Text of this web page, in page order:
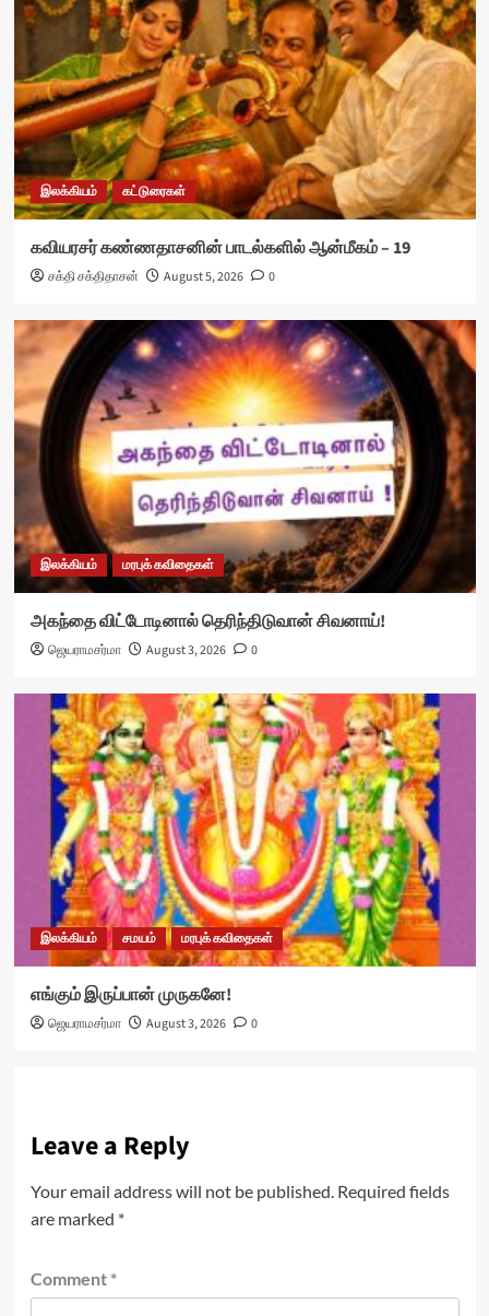
இலக்கியம் கட்டுரைகள்
கவியரசர் கண்ணதாசனின் பாடல்களில் ஆன்மீகம் – 19
சக்தி சக்திதாசன் August 5, 2026 0
இலக்கியம் மரபுக் கவிதைகள்
அகந்தை விட்டோடினால் தெரிந்திடுவான் சிவனாய்!
ஜெயராமசர்மா August 3, 2026 0
இலக்கியம் சமயம் மரபுக் கவிதைகள்
எங்கும் இருப்பான் முருகனே!
ஜெயராமசர்மா August 3, 2026 0
Leave a Reply
Your email address will not be published. Required fields
are marked *
Comment *